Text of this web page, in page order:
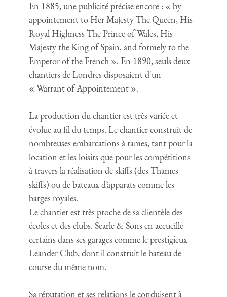
En 1885, une publicité précise encore : « by
appointement to Her Majesty The Queen, His
Royal Highness The Prince of Wales, His
Majesty the King of Spain, and formely to the
Emperor of the French ». En 1890, seuls deux
chantiers de Londres disposaient d'un
« Warrant of Appointement ».
La production du chantier est très variée et
évolue au fil du temps. Le chantier construit de
nombreuses embarcations à rames, tant pour la
location et les loisirs que pour les compétitions
à travers la réalisation de skiffs (des Thames
skiffs) ou de bateaux d’apparats comme les
barges royales.
Le chantier est très proche de sa clientèle des
écoles et des clubs. Searle & Sons en accueille
certains dans ses garages comme le prestigieux
Leander Club, dont il construit le bateau de
course du même nom.
Sa réputation et ses relations le conduisent à